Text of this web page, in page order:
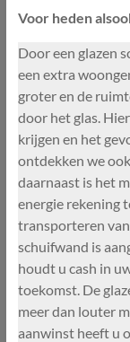
Voor heden
Door een glazen
een extra
groter en de
door het glas.
krijgen en het
ontdekken we
daarnaast is het
energie rekening
transporteren
schuifwand is
houdt u cash in
toekomst. De
meer dan louter
aanwinst heeft u